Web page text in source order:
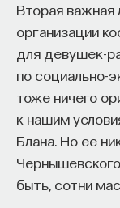
Вторая важная
организации
для девушек-
по социально-
тоже ничего
к нашим
Блана. Но ее
быть, сотни
трудный
целеполагание
смысл, на
университет
не просто
а
он работает. У
позиция:
он хочет